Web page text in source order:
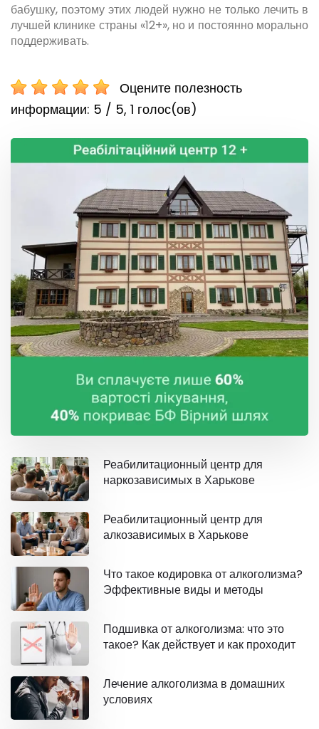
бабушку, поэтому этих людей нужно не только лечить в
лучшей клинике страны «12+», но и постоянно морально
поддерживать.
Оцените полезность
информации: 5 / 5, 1 голос(ов)
Реабилитационный центр для
наркозависимых в Харькове
Реабилитационный центр для
алкозависимых в Харькове
Что такое кодировка от алкоголизма?
Эффективные виды и методы
Подшивка от алкоголизма: что это
такое? Как действует и как проходит
Лечение алкоголизма в домашних
условиях